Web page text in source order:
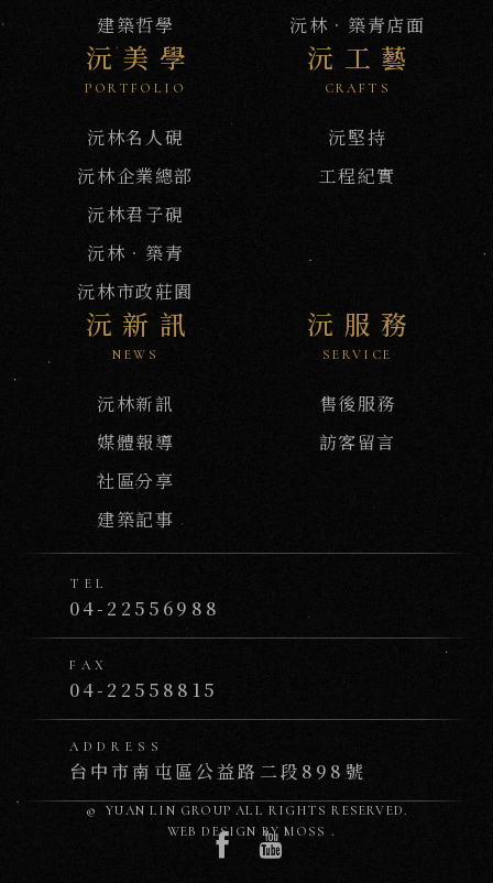
建築哲學
沅林．築青店面
沅美學
PORTFOLIO
沅林名人硯
沅林企業總部
沅林君子硯
沅林．築青
沅林市政莊園
沅工藝
CRAFTS
沅堅持
工程紀實
沅新訊
NEWS
沅林新訊
媒體報導
社區分享
建築記事
沅服務
SERVICE
售後服務
訪客留言
TEL
04-22556988
FAX
04-22558815
ADDRESS
台中市南屯區公益路二段898號
© YUAN LIN GROUPALL RIGHTS RESERVED.
WEB DESIGN BYMOSS